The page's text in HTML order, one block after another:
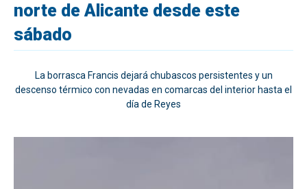
norte de Alicante desde este
sábado
La borrasca Francis dejará chubascos persistentes y un
descenso térmico con nevadas en comarcas del interior hasta el
día de Reyes